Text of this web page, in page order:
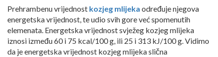
Prehrambenu vrijednost kozjeg mlijeka određuje njegova
energetska vrijednost, te udio svih gore već spomenutih
elemenata. Energetska vrijednost svježeg kozjeg mlijeka
iznosi između 60 i 75 kcal/100 g, ili 25 i 313 kJ/100 g. Vidimo
da je energetska vrijednost kozjeg mlijeka slična